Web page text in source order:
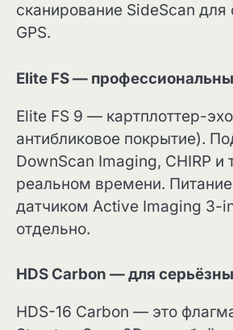
сканирование SideScan
GPS.
Elite FS —
Elite FS 9 — картплоттер-
антибликовое покрытие).
DownScan Imaging, CHIRP
реальном времени. Питание
датчиком Active Imaging 3-
отдельно.
HDS Carbon — для
HDS-16 Carbon — это